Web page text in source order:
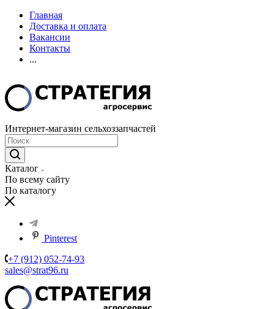
Главная
Доставка и оплата
Вакансии
Контакты
...
Интернет-магазин сельхоззапчастей
Каталог
По всему сайту
По каталогу
Pinterest
+7 (912) 052-74-93
sales@strat96.ru